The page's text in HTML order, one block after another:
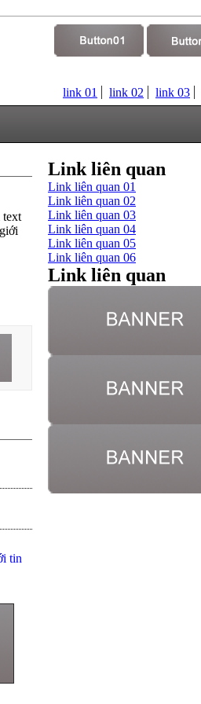
link 01 link 02 link 03
text
tin
Link liên quan
Link liên quan 01
Link liên quan 02
Link liên quan 03
Link liên quan 04
Link liên quan 05
Link liên quan 06
Link liên quan